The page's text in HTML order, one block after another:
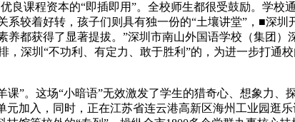
课程资本的“即插即用”。全校师生都很受鼓励。学校通
较着好转，孩子们则具有独一份的“土壤讲堂”，■深圳
都获得了显著提拔。”深圳市南山外国语学校（集团）
深圳“不功利、有定力、敢于胜利”的，为进一步打通
。这场“小暗语”无效激发了学生的猎奇心、想象力、
加入，同时，正在江苏省连云港高新区海州工业园逛